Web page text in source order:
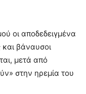
οι αποδεδειγμένα
και βάναυσοι
μετά από
στην ηρεμία του